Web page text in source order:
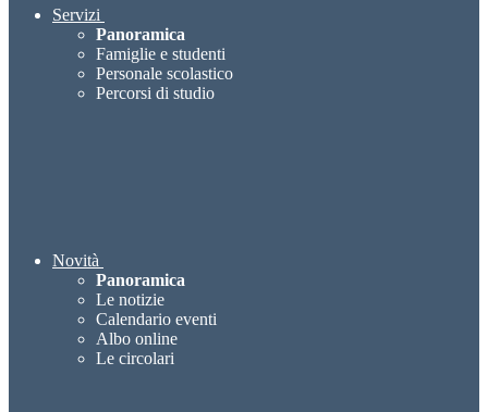
Servizi
Panoramica
Famiglie e studenti
Personale scolastico
Percorsi di studio
Novità
Panoramica
Le notizie
Calendario eventi
Albo online
Le circolari